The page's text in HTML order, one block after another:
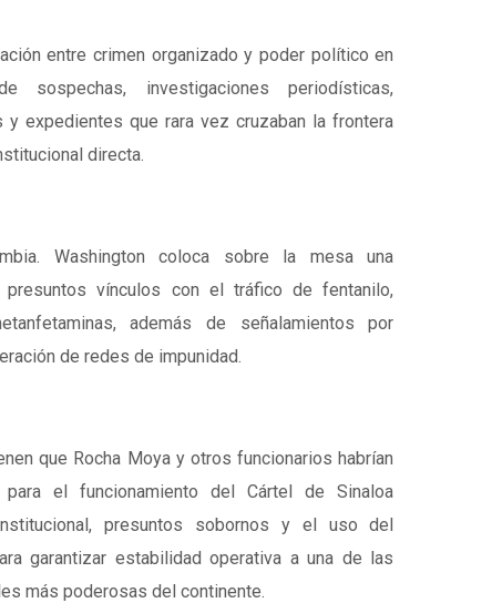
entre crimen organizado y poder político en
sospechas, investigaciones periodísticas,
expedientes que rara vez cruzaban la frontera
directa.
Washington coloca sobre la mesa una
presuntos vínculos con el tráfico de fentanilo,
además de señalamientos por
de redes de impunidad.
que Rocha Moya y otros funcionarios habrían
para el funcionamiento del Cártel de Sinaloa
presuntos sobornos y el uso del
garantizar estabilidad operativa a una de las
más poderosas del continente.